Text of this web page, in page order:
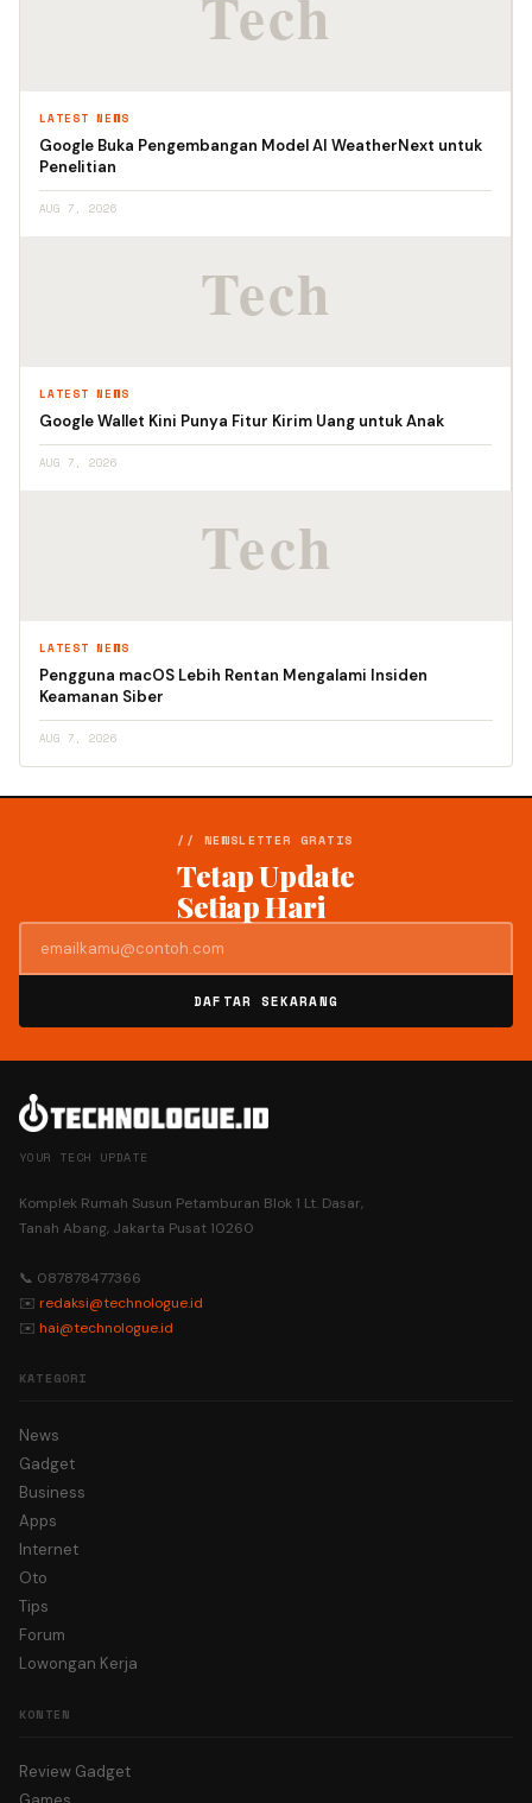
LATEST NEWS
Google Buka Pengembangan Model AI WeatherNext untuk
Penelitian
AUG 7, 2026
LATEST NEWS
Google Wallet Kini Punya Fitur Kirim Uang untuk Anak
AUG 7, 2026
LATEST NEWS
Pengguna macOS Lebih Rentan Mengalami Insiden
Keamanan Siber
AUG 7, 2026
// NEWSLETTER GRATIS
Tetap Update
Setiap Hari
DAFTAR SEKARANG
YOUR TECH UPDATE
Komplek Rumah Susun Petamburan Blok 1 Lt. Dasar,
Tanah Abang, Jakarta Pusat 10260
📞 087878477366
✉️ redaksi@technologue.id
✉️ hai@technologue.id
KATEGORI
News
Gadget
Business
Apps
Internet
Oto
Tips
Forum
Lowongan Kerja
KONTEN
Review Gadget